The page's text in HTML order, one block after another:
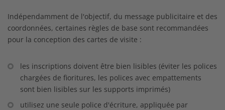
Indépendamment de l'objectif, du message publicitaire et des
coordonnées, certaines règles de base sont recommandées
pour la conception des cartes de visite :
les inscriptions doivent être bien lisibles (éviter les polices
chargées de fioritures, les polices avec empattements
sont bien lisibles sur les supports imprimés)
utilisez une seule police d'écriture, appliquée par